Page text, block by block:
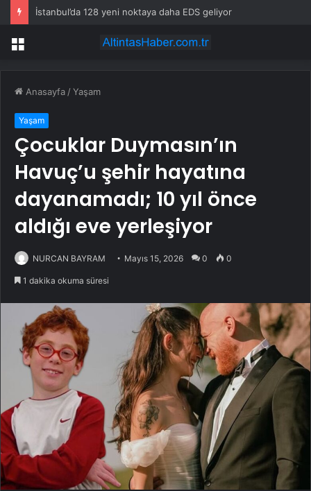
İstanbul’da 128 yeni noktaya daha EDS geliyor
Menü
Anasayfa /Yaşam
Yaşam
Çocuklar Duymasın’ın
Havuç’u şehir hayatına
dayanamadı; 10 yıl önce
aldığı eve yerleşiyor
NURCAN BAYRAM Mayıs 15, 2026 0 0
1 dakika okuma süresi